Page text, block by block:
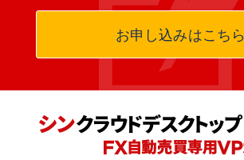
お申し込みはこちら